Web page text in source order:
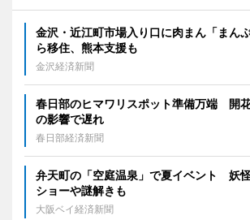
金沢・近江町市場入り口に肉まん「ま
ら移住、熊本支援も
金沢経済新聞
春日部のヒマワリスポット準備万端 開
の影響で遅れ
春日部経済新聞
弁天町の「空庭温泉」で夏イベント 妖
ショーや謎解きも
大阪ベイ経済新聞